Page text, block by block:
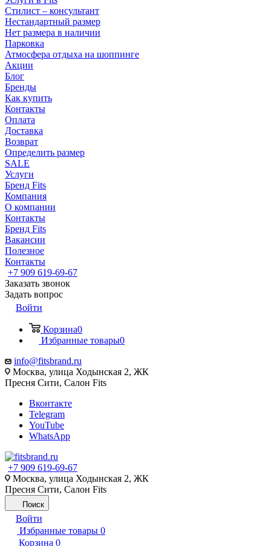
Стилист – консультант
Нестандартный размер
Нет размера в наличии
Парковка
Атмосфера отдыха на шоппинге
Акции
Блог
Бренды
Как купить
Контакты
Оплата
Доставка
Возврат
Определить размер
SALE
Услуги
Бренд Fits
Компания
О компании
Контакты
Бренд Fits
Вакансии
Полезное
Контакты
+7 909 619-69-67
Заказать звонок
Задать вопрос
Войти
Корзина0
Избранные товары0
info@fitsbrand.ru
Москва, улица Ходынская 2, ЖК
Пресня Сити, Салон Fits
Вконтакте
Telegram
YouTube
WhatsApp
+7 909 619-69-67
Москва, улица Ходынская 2, ЖК
Пресня Сити, Салон Fits
Поиск
Войти
Избранные товары 0
Корзина 0